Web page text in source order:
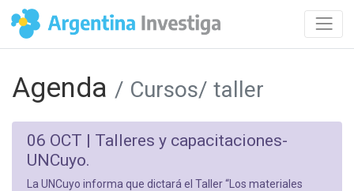
Agenda / Cursos/ taller
06 OCT | Talleres y capacitaciones-
UNCuyo.
La UNCuyo informa que dictará el Taller “Los materiales